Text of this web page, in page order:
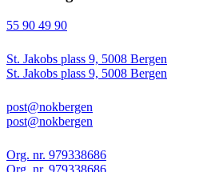
55 90 49 90
St. Jakobs plass 9, 5008 Bergen
St. Jakobs plass 9, 5008 Bergen
post@nokbergen
post@nokbergen
Org. nr. 979338686
Org. nr. 979338686